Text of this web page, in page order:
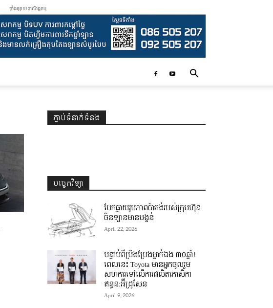
ផ្ទាំងផ្សាយពាណិជ្ជកម្ម
ភ្ជាប់ទំនាក់ទំនង
បច្ចេកវិទ្យា
បែកធ្លាយរូបភាពប៉ាតង់របស់ក្រុមហ៊ុន
ចិនឡានមានបង្គន់
April 22, 2026
បន្ទាប់ពីប្រឹងប្រែងម្នាក់ឯង ៣០ឆ្នាំ! ​
ពេលនេះ Toyota មានអ្នកចូលរួម
សហការទៅលើការផលិតកោសិកា
ឥន្ធន:អ៊ីដ្រូសែន
April 9, 2026